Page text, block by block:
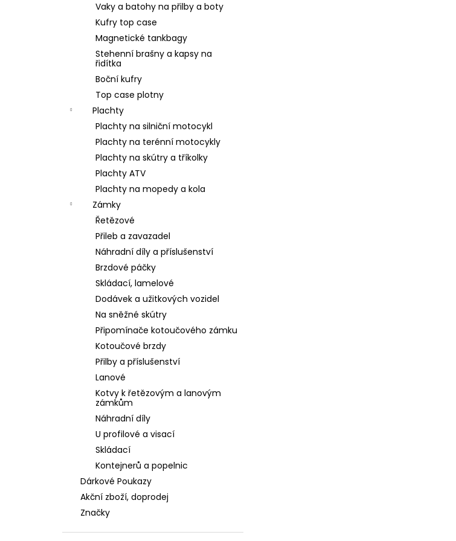
Vaky a batohy na přilby a boty
Kufry top case
Magnetické tankbagy
Stehenní brašny a kapsy na
řidítka
Boční kufry
Top case plotny
Plachty
Plachty na silniční motocykl
Plachty na terénní motocykly
Plachty na skútry a tříkolky
Plachty ATV
Plachty na mopedy a kola
Zámky
Řetězové
Přileb a zavazadel
Náhradní díly a příslušenství
Brzdové páčky
Skládací, lamelové
Dodávek a užitkových vozidel
Na sněžné skútry
Připomínače kotoučového zámku
Kotoučové brzdy
Přilby a příslušenství
Lanové
Kotvy k řetězovým a lanovým
zámkům
Náhradní díly
U profilové a visací
Skládací
Kontejnerů a popelnic
Dárkové Poukazy
Akční zboží, doprodej
Značky